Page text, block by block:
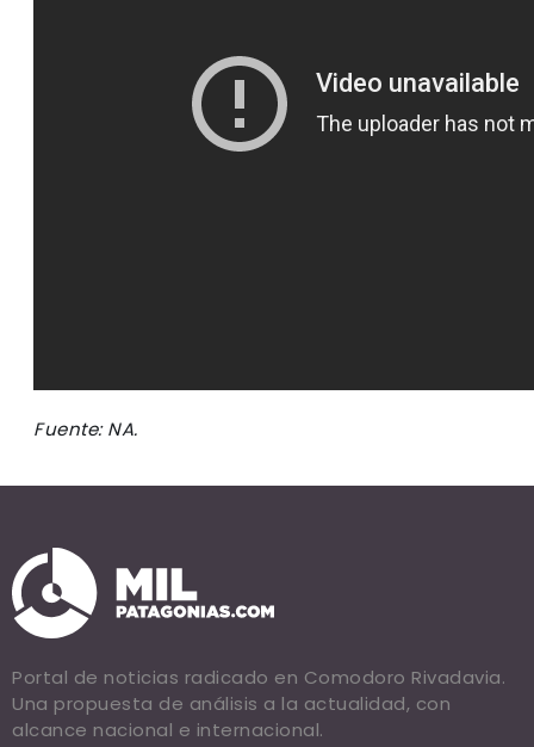
Fuente: NA.
Portal de noticias radicado en Comodoro Rivadavia.
Una propuesta de análisis a la actualidad, con
alcance nacional e internacional.